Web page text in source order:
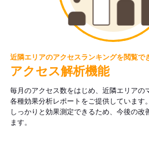
近隣エリアのアクセスランキングを閲覧で
アクセス解析機能
毎月のアクセス数をはじめ、近隣エリアの
各種効果分析レポートをご提供しています。
しっかりと効果測定できるため、今後の改
ます。